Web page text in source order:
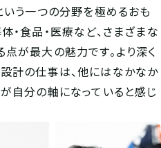
いう一つの分野を極めるおも
・食品・医療など、さまざまな
が最大の魅力です。より深く
計の仕事は、他にはなかなか
自分の軸になっていると感じ